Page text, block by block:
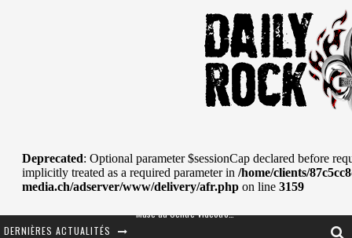
DERNIÈRES ACTUALITÉS